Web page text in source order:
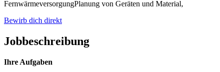
FernwärmeversorgungPlanung von Geräten und Material,
Bewirb dich direkt
Jobbeschreibung
Ihre Aufgaben